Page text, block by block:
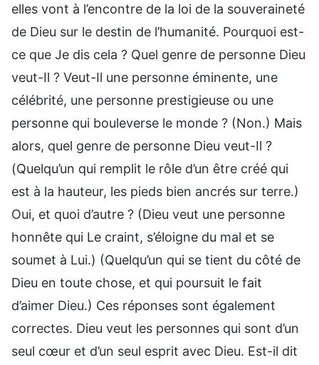
elles vont à l’encontre de la loi de la souveraineté
de Dieu sur le destin de l’humanité. Pourquoi est-
ce que Je dis cela ? Quel genre de personne Dieu
veut-Il ? Veut-Il une personne éminente, une
célébrité, une personne prestigieuse ou une
personne qui bouleverse le monde ? (Non.) Mais
alors, quel genre de personne Dieu veut-Il ?
(Quelqu’un qui remplit le rôle d’un être créé qui
est à la hauteur, les pieds bien ancrés sur terre.)
Oui, et quoi d’autre ? (Dieu veut une personne
honnête qui Le craint, s’éloigne du mal et se
soumet à Lui.) (Quelqu’un qui se tient du côté de
Dieu en toute chose, et qui poursuit le fait
d’aimer Dieu.) Ces réponses sont également
correctes. Dieu veut les personnes qui sont d’un
seul cœur et d’un seul esprit avec Dieu. Est-il dit